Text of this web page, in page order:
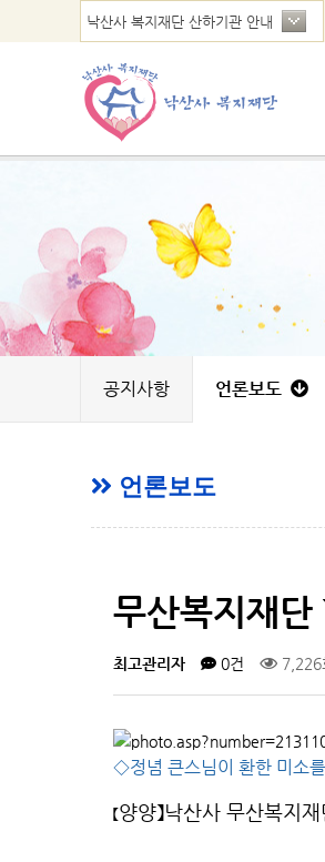
공지사항 언론보도
언론보도
무산복지재
최고관리자 0건 7,226
◇정념 큰스님이 환한 미소
【양양】낙산사 무산복지